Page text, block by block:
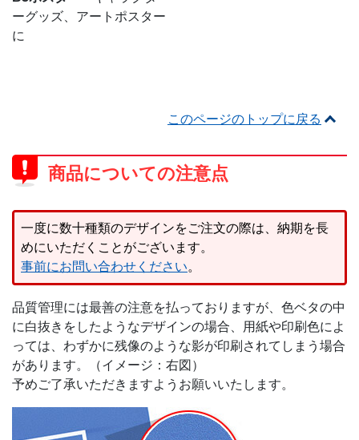
ーグッズ、アートポスター
に
このページのトップに戻る
商品についての注意点
一度に数十種類のデザインをご注文の際は、納期を長
めにいただくことがございます。
事前にお問い合わせください。
品質管理には最善の注意を払っておりますが、色ベタの中
に白抜きをしたようなデザインの場合、用紙や印刷色によ
っては、わずかに残像のような影が印刷されてしまう場合
があります。（イメージ：右図）
予めご了承いただきますようお願いいたします。